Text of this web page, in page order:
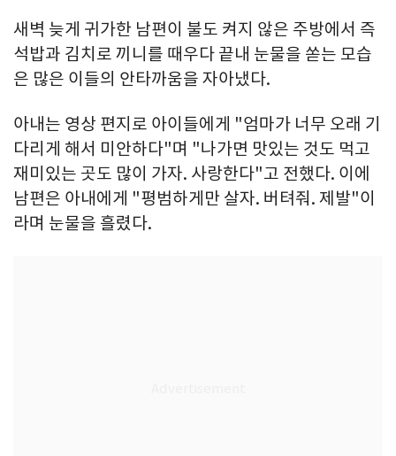
새벽 늦게 귀가한 남편이 불도 켜지 않은 주방에서 즉
석밥과 김치로 끼니를 때우다 끝내 눈물을 쏟는 모습
은 많은 이들의 안타까움을 자아냈다.
아내는 영상 편지로 아이들에게 "엄마가 너무 오래 기
다리게 해서 미안하다"며 "나가면 맛있는 것도 먹고
재미있는 곳도 많이 가자. 사랑한다"고 전했다. 이에
남편은 아내에게 "평범하게만 살자. 버텨줘. 제발"이
라며 눈물을 흘렸다.